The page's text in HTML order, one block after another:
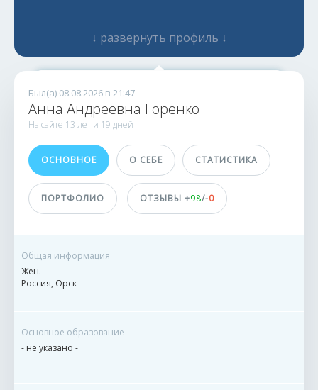
↓ развернуть профиль ↓
ИСПОЛНИТЕЛИ
351 164
4778 заказов
1 сделка
На баланс eTXT
Анна Андреевна Горенко
На сайте 13 лет и 19 дней
Был(а) 08.08.2026 в 21:47
ОСНОВНОЕ О СЕБЕ СТАТИСТИКА
ПОРТФОЛИО ОТЗЫВЫ +98/-0
Общая информация
Жен.
Россия, Орск
Основное образование
- не указано -